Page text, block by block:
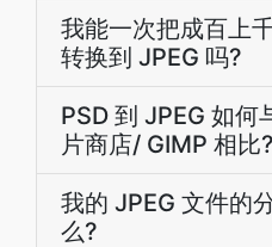
我能一次把成百上
转换到 JPEG 吗?
PSD 到 JPEG 如何
片商店/ GIMP 相比?
我的 JPEG 文件的
么?